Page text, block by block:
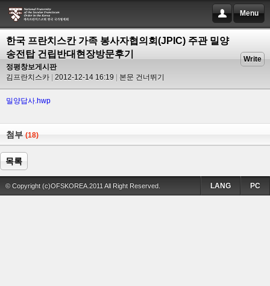
Menu
한국 프란치스칸 가족 봉사자협의회(JPIC) 주관 밀양
송전탑 건립반대현장방문후기
정평창보게시판
김프란치스카
2012-12-14 16:19 본문 건너뛰기
Write
밀양답사.hwp
첨부 (18)
목록
© Copyright (c)OFSKOREA.2011 All Right Reserved. PC
LANG